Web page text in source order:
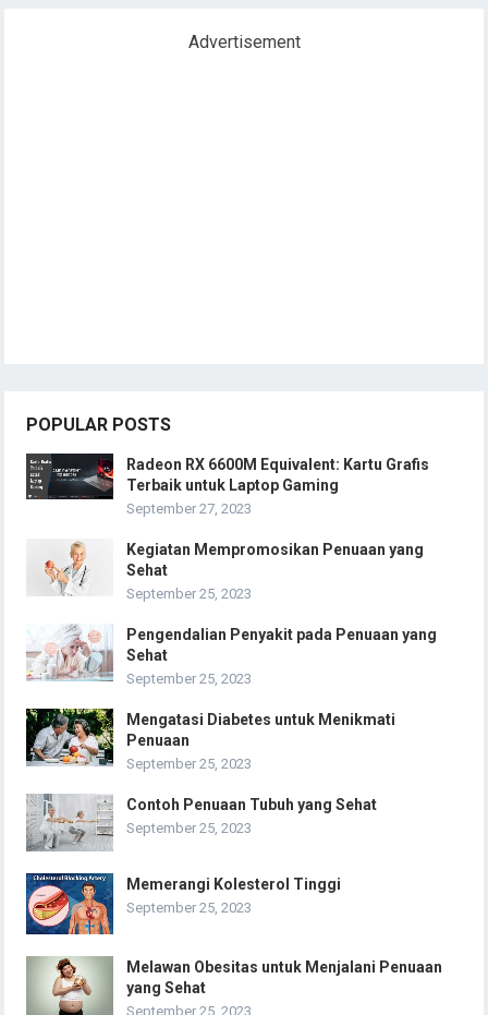
Advertisement
POPULAR POSTS
Radeon RX 6600M Equivalent: Kartu Grafis
Terbaik untuk Laptop Gaming
September 27, 2023
Kegiatan Mempromosikan Penuaan yang
Sehat
September 25, 2023
Pengendalian Penyakit pada Penuaan yang
Sehat
September 25, 2023
Mengatasi Diabetes untuk Menikmati
Penuaan
September 25, 2023
Contoh Penuaan Tubuh yang Sehat
September 25, 2023
Memerangi Kolesterol Tinggi
September 25, 2023
Melawan Obesitas untuk Menjalani Penuaan
yang Sehat
September 25, 2023